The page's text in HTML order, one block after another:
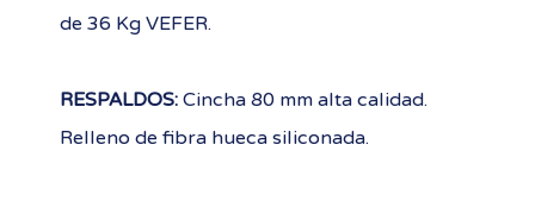
de 36 Kg VEFER.
RESPALDOS: Cincha 80 mm alta calidad.
Relleno de fibra hueca siliconada.